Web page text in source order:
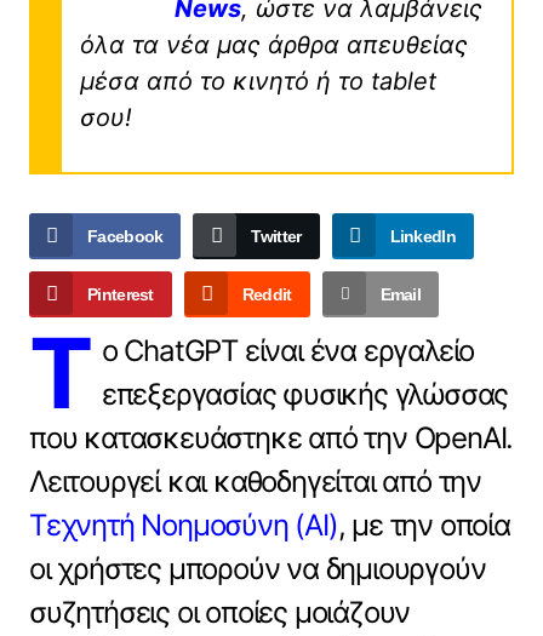
News, ώστε να λαμβάνεις
όλα τα νέα μας άρθρα απευθείας
μέσα από το κινητό ή το tablet
σου!
Facebook Twitter LinkedIn
Pinterest Reddit Email
Τ ο ChatGPT είναι ένα εργαλείο
επεξεργασίας φυσικής γλώσσας
που κατασκευάστηκε από την OpenAI.
Λειτουργεί και καθοδηγείται από την
Τεχνητή Νοημοσύνη (AI), με την οποία
οι χρήστες μπορούν να δημιουργούν
συζητήσεις οι οποίες μοιάζουν